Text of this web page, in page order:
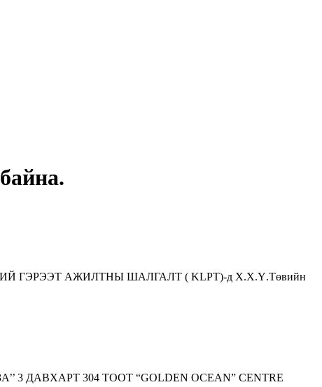
АЖИЛТНЫ ШАЛГАЛТ ( KLPT)-д Х.Х.Ү.Төвийн
ДАВХАРТ 304 ТООТ “GOLDEN OCEAN” CENTRE